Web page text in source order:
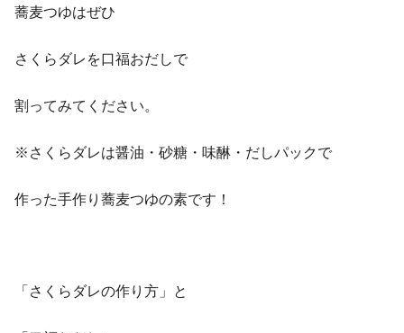
蕎麦つゆはぜひ
さくらダレを口福おだしで
割ってみてください。
※さくらダレは醤油・砂糖・味醂・だしパックで
作った手作り蕎麦つゆの素です！
「さくらダレの作り方」と